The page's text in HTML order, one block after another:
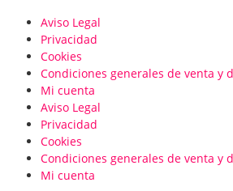
Aviso Legal
Privacidad
Cookies
Condiciones generales de venta y
Mi cuenta
Aviso Legal
Privacidad
Cookies
Condiciones generales de venta y
Mi cuenta